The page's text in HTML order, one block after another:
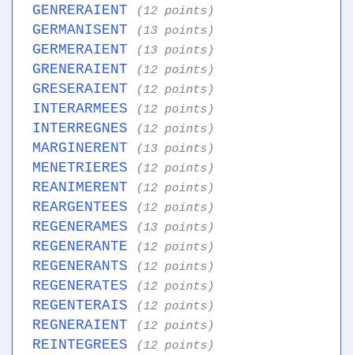
GENRERAIENT (12 points)
GERMANISENT (13 points)
GERMERAIENT (13 points)
GRENERAIENT (12 points)
GRESERAIENT (12 points)
INTERARMEES (12 points)
INTERREGNES (12 points)
MARGINERENT (13 points)
MENETRIERES (12 points)
REANIMERENT (12 points)
REARGENTEES (12 points)
REGENERAMES (13 points)
REGENERANTE (12 points)
REGENERANTS (12 points)
REGENERATES (12 points)
REGENTERAIS (12 points)
REGNERAIENT (12 points)
REINTEGREES (12 points)